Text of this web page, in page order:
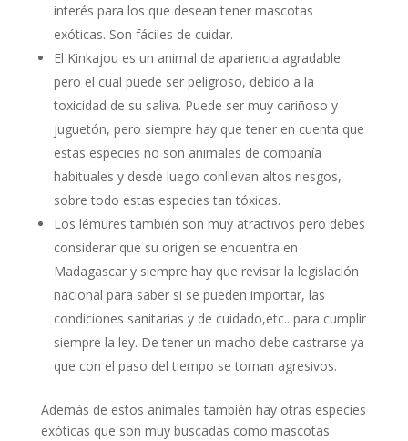
interés para los que desean tener mascotas
exóticas. Son fáciles de cuidar.
El Kinkajou es un animal de apariencia agradable
pero el cual puede ser peligroso, debido a la
toxicidad de su saliva. Puede ser muy cariñoso y
juguetón, pero siempre hay que tener en cuenta que
estas especies no son animales de compañía
habituales y desde luego conllevan altos riesgos,
sobre todo estas especies tan tóxicas.
Los lémures también son muy atractivos pero debes
considerar que su origen se encuentra en
Madagascar y siempre hay que revisar la legislación
nacional para saber si se pueden importar, las
condiciones sanitarias y de cuidado,etc.. para cumplir
siempre la ley. De tener un macho debe castrarse ya
que con el paso del tiempo se tornan agresivos.
Además de estos animales también hay otras especies
exóticas que son muy buscadas como mascotas